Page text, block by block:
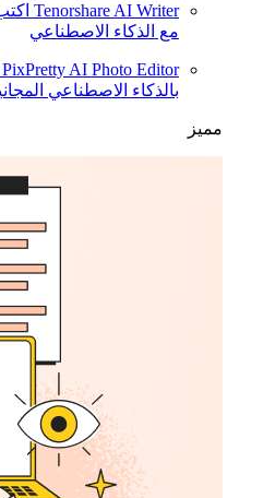
Tenorshare AI Writer
مع الذكاء الاصطناعي
PixPretty AI Photo Editor
بالذكاء الاصطناعي
مميز